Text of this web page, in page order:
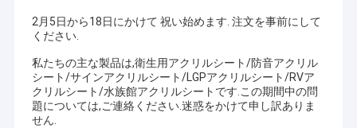
2月5日から18日にかけて 祝い始めます. 注文を事前にして
ください.
私たちの主な製品は,衛生用アクリルシート/防音アクリル
シート/サインアクリルシート/LGPアクリルシート/RVア
クリルシート/水族館アクリルシートです.この期間中の問
題については,ご連絡ください.迷惑をかけて申し訳ありま
せん.